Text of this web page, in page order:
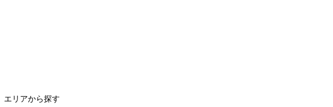
エリアから探す